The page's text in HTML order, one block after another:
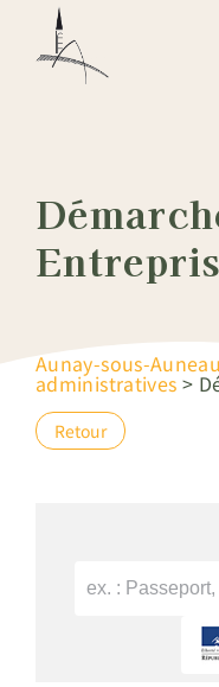
Aunay-sous-Auneau
administratives >
Retour